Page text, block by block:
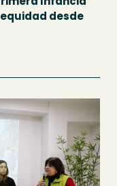
equidad desde